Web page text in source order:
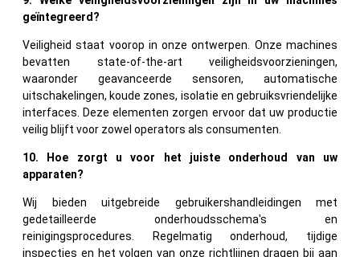
geïntegreerd?
Veiligheid staat voorop in onze ontwerpen. Onze machines
bevatten state-of-the-art veiligheidsvoorzieningen,
waaronder geavanceerde sensoren, automatische
uitschakelingen, koude zones, isolatie en gebruiksvriendelijke
interfaces. Deze elementen zorgen ervoor dat uw productie
veilig blijft voor zowel operators als consumenten.
10. Hoe zorgt u voor het juiste onderhoud van uw
apparaten?
Wij bieden uitgebreide gebruikershandleidingen met
gedetailleerde onderhoudsschema's en
reinigingsprocedures. Regelmatig onderhoud, tijdige
inspecties en het volgen van onze richtlijnen dragen bij aan